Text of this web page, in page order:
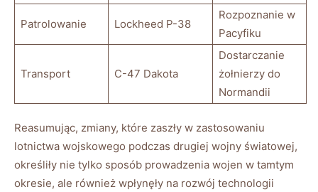
Patrolowanie Lockheed P-38
Rozpoznanie w
Pacyfiku
Transport C-47 Dakota
Dostarczanie
żołnierzy do
Normandii
Reasumując, zmiany, które zaszły w zastosowaniu
lotnictwa wojskowego podczas drugiej wojny światowej,
określiły nie tylko sposób prowadzenia wojen w tamtym
okresie, ale również wpłynęły na rozwój technologii